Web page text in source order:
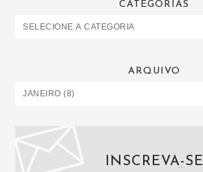
CATEGORIAS
ARQUIVO
INSCREVA-SE